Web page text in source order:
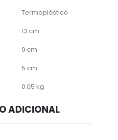
Termoplástico
13 cm
9 cm
5 cm
0.05 kg
ADICIONAL